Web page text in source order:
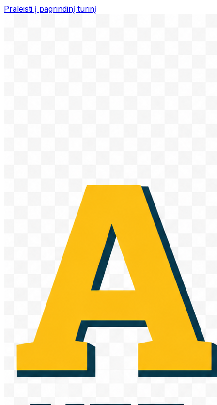
Praleisti į pagrindinį turinį